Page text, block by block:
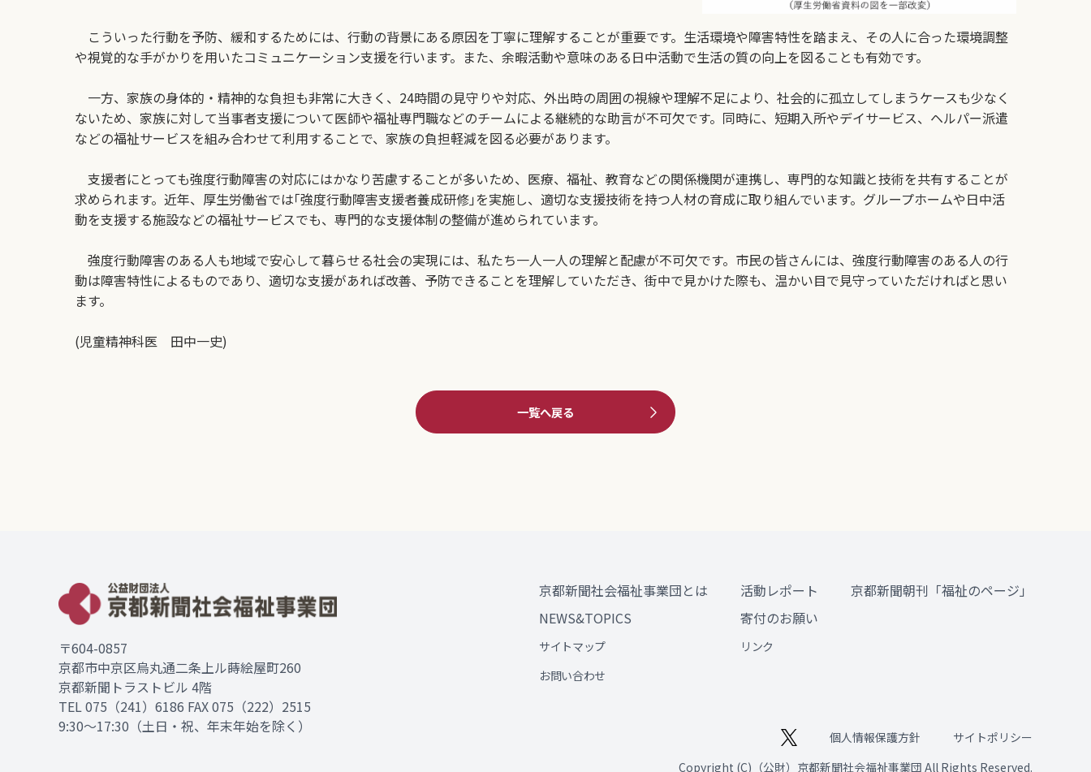
こういった行動を予防、緩和するためには、行動の背景にある原因を丁寧に理解することが重要です。生活環境や障害特性を踏まえ、その人に合った環境調整
や視覚的な手がかりを用いたコミュニケーション支援を行います。また、余暇活動や意味のある日中活動で生活の質の向上を図ることも有効です。
一方、家族の身体的・精神的な負担も非常に大きく、24時間の見守りや対応、外出時の周囲の視線や理解不足により、社会的に孤立してしまうケースも少なく
ないため、家族に対して当事者支援について医師や福祉専門職などのチームによる継続的な助言が不可欠です。同時に、短期入所やデイサービス、ヘルパー派遣
などの福祉サービスを組み合わせて利用することで、家族の負担軽減を図る必要があります。
支援者にとっても強度行動障害の対応にはかなり苦慮することが多いため、医療、福祉、教育などの関係機関が連携し、専門的な知識と技術を共有することが
求められます。近年、厚生労働省では｢強度行動障害支援者養成研修｣を実施し、適切な支援技術を持つ人材の育成に取り組んでいます。グループホームや日中活
動を支援する施設などの福祉サービスでも、専門的な支援体制の整備が進められています。
強度行動障害のある人も地域で安心して暮らせる社会の実現には、私たち一人一人の理解と配慮が不可欠です。市民の皆さんには、強度行動障害のある人の行
動は障害特性によるものであり、適切な支援があれば改善、予防できることを理解していただき、街中で見かけた際も、温かい目で見守っていただければと思い
ます。
(児童精神科医 田中一史)
一覧へ戻る
〒604-0857
京都市中京区烏丸通二条上ル蒔絵屋町260
京都新聞トラストビル 4階
TEL075（241）6186 FAX 075（222）2515
9:30～17:30（土日・祝、年末年始を除く）
京都新聞社会福祉事業団とは 活動レポート
京都新聞朝刊「福祉のページ」
NEWS&TOPICS
寄付のお願い
サイトマップ
リンク
お問い合わせ
個人情報保護方針
サイトポリシー
Copyright (C)（公財）京都新聞社会福祉事業団 All Rights Reserved.